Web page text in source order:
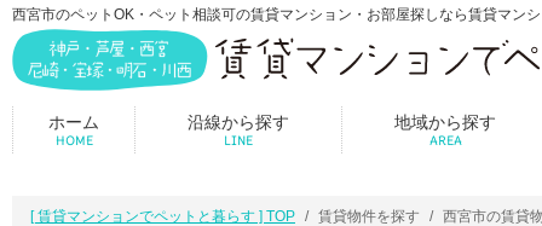
西宮市のペットOK・ペット相談可の賃貸マンション・お部屋探しなら賃貸マン
ホーム
HOME
沿線から探す
LINE
地域から探す
AREA
[ 賃貸マンションでペットと暮らす ] TOP 賃貸物件を探す 西宮市の賃貸